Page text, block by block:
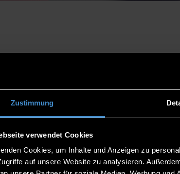
Zustimmung
verwendet Cookies
Cookies, um Inhalte und Anzeigen zu
auf unsere Website zu analysieren.